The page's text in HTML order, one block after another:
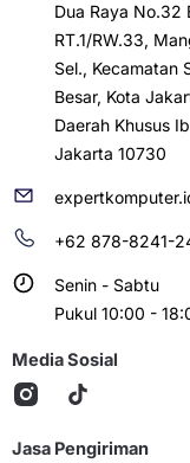
Dua Raya No.32
RT.1/RW.33,
Sel., Kecamatan
Besar, Kota
Daerah Khusus
Jakarta 10730
+62 878-8241-
Senin - Sabtu
Pukul 10:00 -
Media Sosial
Jasa Pengiriman